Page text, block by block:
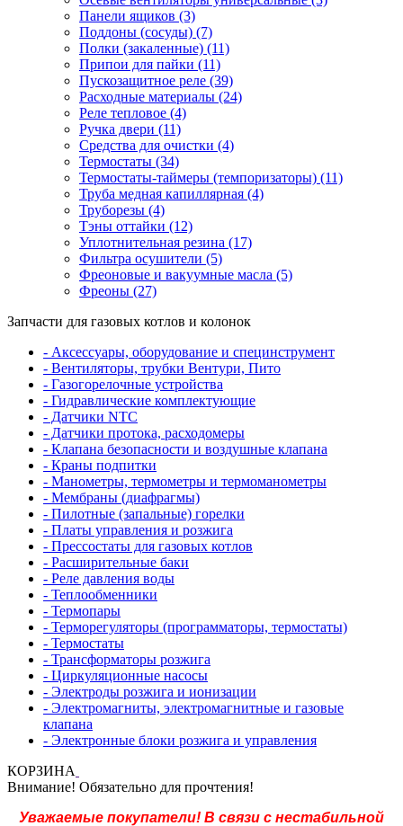
Панели ящиков (3)
Поддоны (сосуды) (7)
Полки (закаленные) (11)
Припои для пайки (11)
Пускозащитное реле (39)
Расходные материалы (24)
Реле тепловое (4)
Ручка двери (11)
Средства для очистки (4)
Термостаты (34)
Термостаты-таймеры (темпоризаторы) (11)
Труба медная капиллярная (4)
Труборезы (4)
Тэны оттайки (12)
Уплотнительная резина (17)
Фильтра осушители (5)
Фреоновые и вакуумные масла (5)
Фреоны (27)
Запчасти для газовых котлов и колонок
- Аксессуары, оборудование и специнструмент
- Вентиляторы, трубки Вентури, Пито
- Газогорелочные устройства
- Гидравлические комплектующие
- Датчики NTC
- Датчики протока, расходомеры
- Клапана безопасности и воздушные клапана
- Краны подпитки
- Манометры, термометры и термоманометры
- Мембраны (диафрагмы)
- Пилотные (запальные) горелки
- Платы управления и розжига
- Прессостаты для газовых котлов
- Расширительные баки
- Реле давления воды
- Теплообменники
- Термопары
- Терморегуляторы (программаторы, термостаты)
- Термостаты
- Трансформаторы розжига
- Циркуляционные насосы
- Электроды розжига и ионизации
- Электромагниты, электромагнитные и газовые
клапана
- Электронные блоки розжига и управления
КОРЗИНА
Внимание! Обязательно для прочтения!
Уважаемые покупатели! В связи с нестабильной